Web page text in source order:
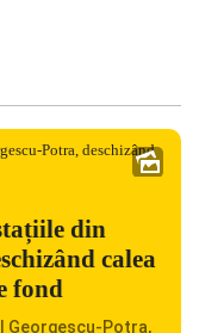
din
calea
fond
Georgescu-Potra,